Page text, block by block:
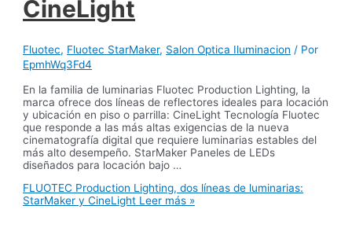
CineLight
Fluotec, Fluotec StarMaker, Salon Optica Iluminacion / Por
EpmhWq3Fd4
En la familia de luminarias Fluotec Production Lighting, la
marca ofrece dos líneas de reflectores ideales para locación
y ubicación en piso o parrilla: CineLight Tecnología Fluotec
que responde a las más altas exigencias de la nueva
cinematografía digital que requiere luminarias estables del
más alto desempeño. StarMaker Paneles de LEDs
diseñados para locación bajo …
FLUOTEC Production Lighting, dos líneas de luminarias:
StarMaker y CineLight Leer más »